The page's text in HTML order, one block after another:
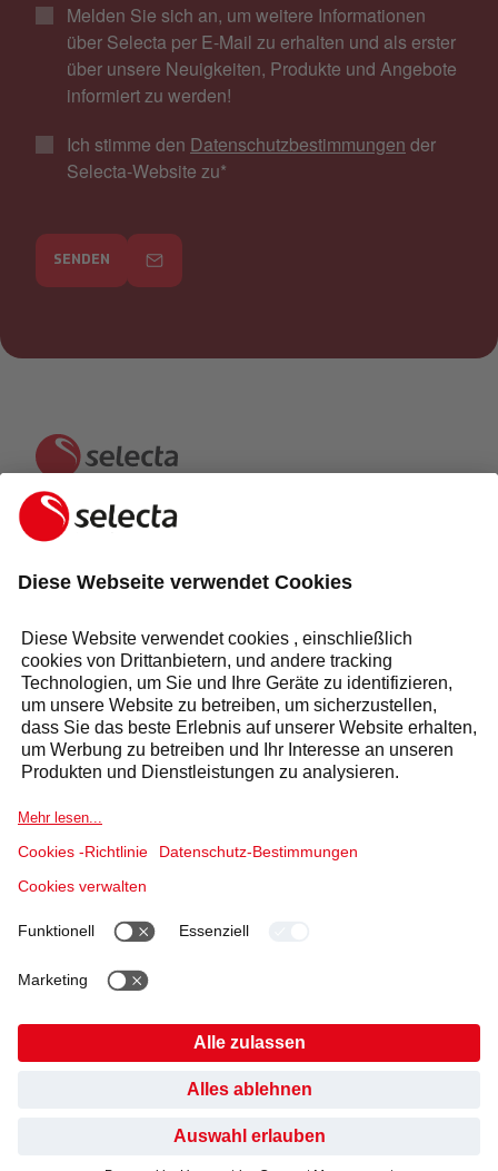
Melden Sie sich an, um weitere Informationen
über Selecta per E-Mail zu erhalten und als erster
über unsere Neuigkeiten, Produkte und Angebote
informiert zu werden!
Ich stimme den Datenschutzbestimmungen der
Selecta-Website zu*
SENDEN
KONTAKTIEREN SIE UNS UND ERHALTEN SIE EIN
ANFRAGE
Antwort innerhalb von 24 Stunden
Sektoren
Produkte & Lösungen
NutzungsbedingungenDatenschutzerklärung
HABEN SIE GEFUNDEN, WONACH SIE GESUCHT